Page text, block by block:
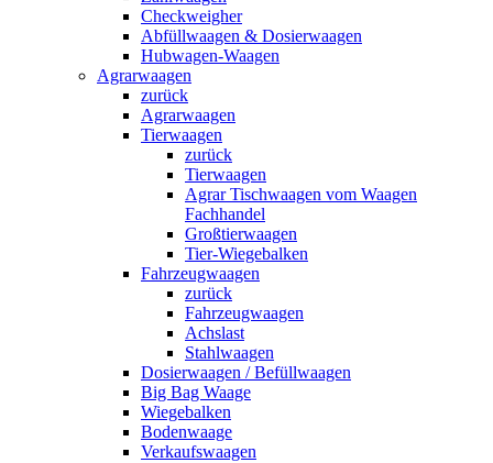
Checkweigher
Abfüllwaagen & Dosierwaagen
Hubwagen-Waagen
Agrarwaagen
zurück
Agrarwaagen
Tierwaagen
zurück
Tierwaagen
Agrar Tischwaagen vom Waagen
Fachhandel
Großtierwaagen
Tier-Wiegebalken
Fahrzeugwaagen
zurück
Fahrzeugwaagen
Achslast
Stahlwaagen
Dosierwaagen / Befüllwaagen
Big Bag Waage
Wiegebalken
Bodenwaage
Verkaufswaagen